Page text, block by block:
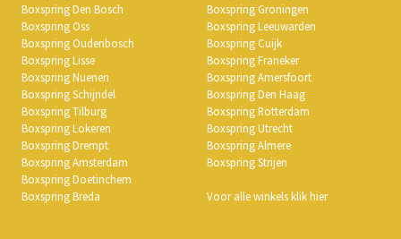
Boxspring Den Bosch
Boxspring Oss
Boxspring Oudenbosch
Boxspring Lisse
Boxspring Nuenen
Boxspring Schijndel
Boxspring Tilburg
Boxspring Lokeren
Boxspring Drempt
Boxspring Amsterdam
Boxspring Doetinchem
Boxspring Breda
Boxspring Groningen
Boxspring Leeuwarden
Boxspring Cuijk
Boxspring Franeker
Boxspring Amersfoort
Boxspring Den Haag
Boxspring Rotterdam
Boxspring Utrecht
Boxspring Almere
Boxspring Strijen
Voor alle winkels klik hier